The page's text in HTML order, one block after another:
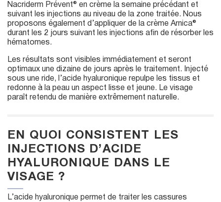
Nacriderm Prévent® en crème la semaine précédant et
suivant les injections au niveau de la zone traitée. Nous
proposons également d’appliquer de la crème Arnica®
durant les 2 jours suivant les injections afin de résorber les
hématomes.
Les résultats sont visibles immédiatement et seront
optimaux une dizaine de jours après le traitement. Injecté
sous une ride, l’acide hyaluronique repulpe les tissus et
redonne à la peau un aspect lisse et jeune. Le visage
paraît retendu de manière extrêmement naturelle.
EN QUOI CONSISTENT LES
INJECTIONS D’ACIDE
HYALURONIQUE DANS LE
VISAGE ?
L’acide hyaluronique permet de traiter les cassures